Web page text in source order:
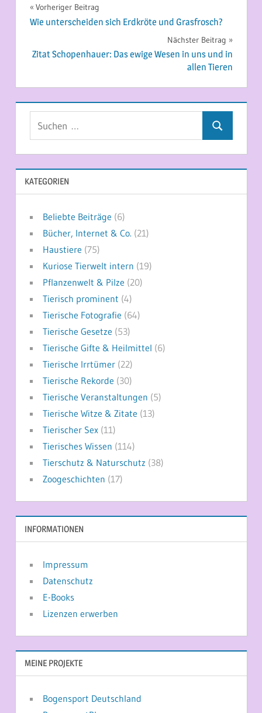
Beitragsnavigation
Vorheriger Beitrag
Wie unterscheiden sich Erdkröte und Grasfrosch?
Nächster Beitrag
Zitat Schopenhauer: Das ewige Wesen in uns und in
allen Tieren
Suchen
KATEGORIEN
Beliebte Beiträge (6)
Bücher, Internet & Co. (21)
Haustiere (75)
Kuriose Tierwelt intern (19)
Pflanzenwelt & Pilze (20)
Tierisch prominent (4)
Tierische Fotografie (64)
Tierische Gesetze (53)
Tierische Gifte & Heilmittel (6)
Tierische Irrtümer(22)
Tierische Rekorde (30)
Tierische Veranstaltungen (5)
Tierische Witze & Zitate (13)
Tierischer Sex(11)
Tierisches Wissen (114)
Tierschutz & Naturschutz (38)
Zoogeschichten (17)
INFORMATIONEN
Impressum
Datenschutz
E-Books
Lizenzen erwerben
MEINE PROJEKTE
Bogensport Deutschland